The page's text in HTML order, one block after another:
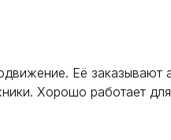
Её заказывают
Хорошо работает